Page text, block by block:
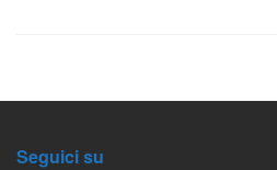
Seguici su